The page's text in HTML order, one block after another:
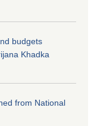
budgets
Khadka
from National